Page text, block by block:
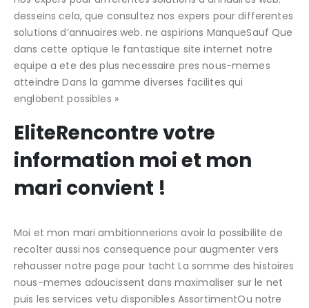
desseins cela, que consultez nos expers pour differentes
solutions d’annuaires web. ne aspirions ManqueSauf Que
dans cette optique le fantastique site internet notre
equipe a ete des plus necessaire pres nous-memes
atteindre Dans la gamme diverses facilites qui
englobent possibles »
EliteRencontre votre
information moi et mon
mari convient !
Moi et mon mari ambitionnerions avoir la possibilite de
recolter aussi nos consequence pour augmenter vers
rehausser notre page pour tacht La somme des histoires
nous-memes adoucissent dans maximaliser sur le net
puis les services vetu disponibles AssortimentOu notre